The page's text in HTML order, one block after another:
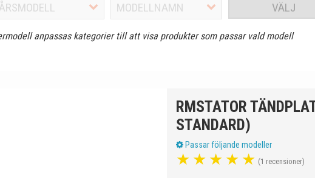
VÄLJ
anpassas kategorier till att visa produkter som passar vald modell
RMSTATOR
STANDARD)
Passar följande modeller
★ ★ ★ ★ ★ (1 recensioner)